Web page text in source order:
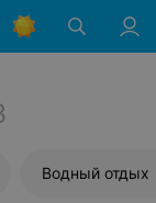
Водный отдых